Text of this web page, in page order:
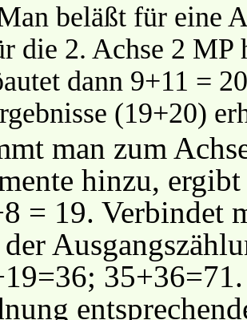
beläßt für eine
die 2. Achse 2 MP
dann 9+11 =
(19+20)
man zum
hinzu,
= 19. Verbindet